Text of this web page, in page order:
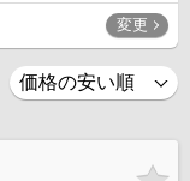
変更